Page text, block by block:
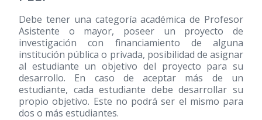
Debe tener una categoría académica de Profesor
Asistente o mayor, poseer un proyecto de
investigación con financiamiento de alguna
institución pública o privada, posibilidad de asignar
al estudiante un objetivo del proyecto para su
desarrollo. En caso de aceptar más de un
estudiante, cada estudiante debe desarrollar su
propio objetivo. Este no podrá ser el mismo para
dos o más estudiantes.